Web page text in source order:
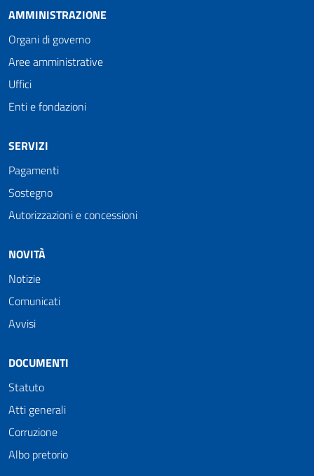
AMMINISTRAZIONE
Organi di governo
Aree amministrative
Uffici
Enti e fondazioni
SERVIZI
Pagamenti
Sostegno
Autorizzazioni e concessioni
NOVITÀ
Notizie
Comunicati
Avvisi
DOCUMENTI
Statuto
Atti generali
Corruzione
Albo pretorio